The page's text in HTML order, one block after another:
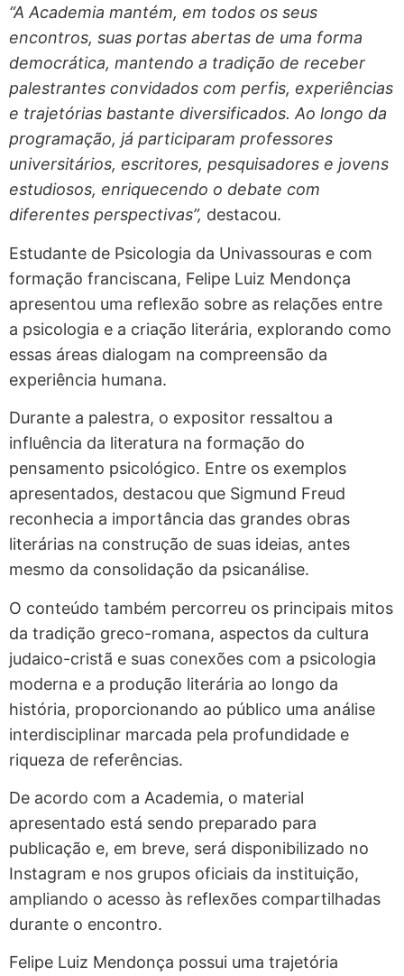
“A Academia mantém, em todos os seus
encontros, suas portas abertas de uma forma
democrática, mantendo a tradição de receber
palestrantes convidados com perfis, experiências
e trajetórias bastante diversificados. Ao longo da
programação, já participaram professores
universitários, escritores, pesquisadores e jovens
estudiosos, enriquecendo o debate com
diferentes perspectivas”, destacou.
Estudante de Psicologia da Univassouras e com
formação franciscana, Felipe Luiz Mendonça
apresentou uma reflexão sobre as relações entre
a psicologia e a criação literária, explorando como
essas áreas dialogam na compreensão da
experiência humana.
Durante a palestra, o expositor ressaltou a
influência da literatura na formação do
pensamento psicológico. Entre os exemplos
apresentados, destacou que Sigmund Freud
reconhecia a importância das grandes obras
literárias na construção de suas ideias, antes
mesmo da consolidação da psicanálise.
O conteúdo também percorreu os principais mitos
da tradição greco-romana, aspectos da cultura
judaico-cristã e suas conexões com a psicologia
moderna e a produção literária ao longo da
história, proporcionando ao público uma análise
interdisciplinar marcada pela profundidade e
riqueza de referências.
De acordo com a Academia, o material
apresentado está sendo preparado para
publicação e, em breve, será disponibilizado no
Instagram e nos grupos oficiais da instituição,
ampliando o acesso às reflexões compartilhadas
durante o encontro.
Felipe Luiz Mendonça possui uma trajetória